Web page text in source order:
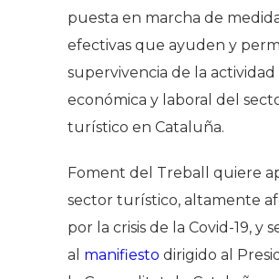
puesta en marcha de
efectivas que ayuden y
supervivencia de la actividad
económica y laboral del
turístico en Cataluña.
Foment del Treball quiere
sector turístico, altamente
por la crisis de la Covid-19, y
al manifiesto dirigido al